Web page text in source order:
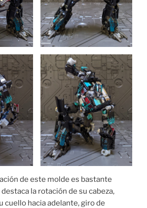
de este molde es bastante
la rotación de su cabeza,
cuello hacia adelante, giro de